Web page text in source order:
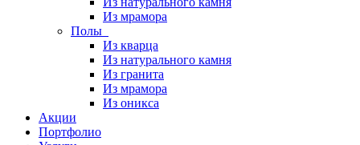
Из мрамора
Полы
Из кварца
Из натурального камня
Из гранита
Из мрамора
Из оникса
Акции
Портфолио